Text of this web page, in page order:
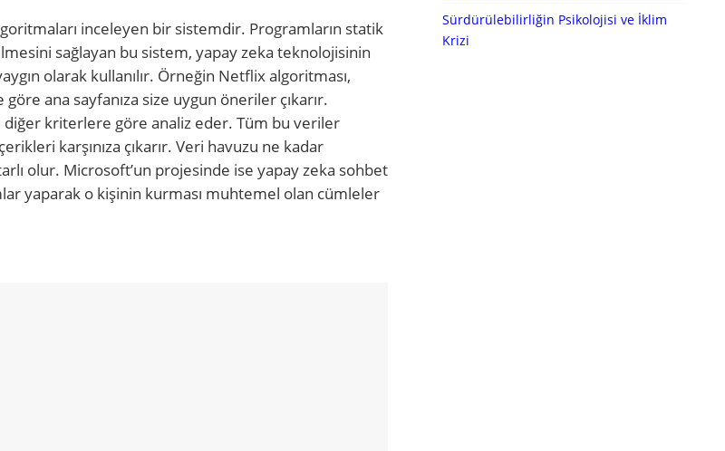
inceleyen bir sistemdir. Programların statik
sağlayan bu sistem, yapay zeka teknolojisinin
olarak kullanılır. Örneğin Netflix algoritması,
ana sayfanıza size uygun öneriler çıkarır.
kriterlere göre analiz eder. Tüm bu veriler
karşınıza çıkarır. Veri havuzu ne kadar
olur. Microsoft’un projesinde ise yapay zeka sohbet
yaparak o kişinin kurması muhtemel olan cümleler
Sürdürülebilirliğin Psikolojisi ve İklim
Krizi